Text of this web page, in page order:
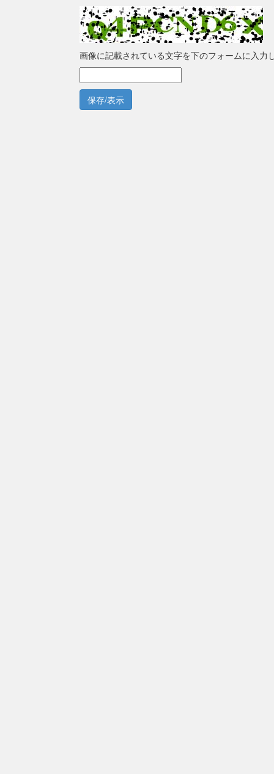
画像に記載されている文字を下のフォームに入力
保存/表示